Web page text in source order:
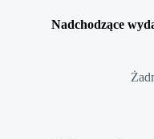
Nadchodzące